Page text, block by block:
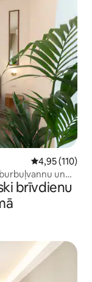
Vidējais
4,95 (110)
un
brīvdienu